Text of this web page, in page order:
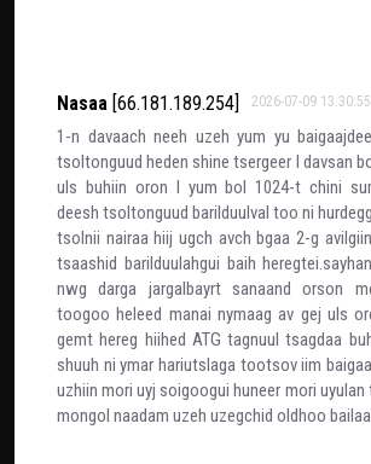
Nasaa [66.181.189.254] 2026-07-09 13:30:55
1-n davaach neeh uzeh yum yu
tsoltonguud heden shine tsergeer l davsan
uls buhiin oron l yum bol 1024-t chini
deesh tsoltonguud barilduulval too ni
tsolnii nairaa hiij ugch avch bgaa 2-g
tsaashid barilduulahgui baih
nwg darga jargalbayrt sanaand orson
toogoo heleed manai nymaag av gej uls
gemt hereg hiihed ATG tagnuul tsagdaa
shuuh ni ymar hariutslaga tootsov iim
uzhiin mori uyj soigoogui huneer mori uyulan
mongol naadam uzeh uzegchid oldhoo